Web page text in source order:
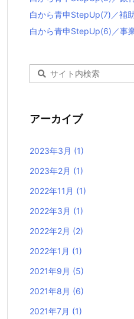
白から青申StepUp(7)／補
白から青申StepUp(6)／事
アーカイブ
2023年3月 (1)
2023年2月 (1)
2022年11月 (1)
2022年3月 (1)
2022年2月 (2)
2022年1月 (1)
2021年9月 (5)
2021年8月 (6)
2021年7月 (1)